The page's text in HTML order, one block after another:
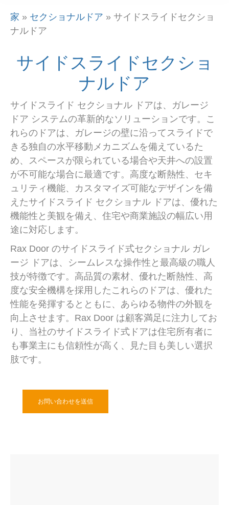
家 » セクショナルドア » サイドスライドセクショ
ナルドア
サイドスライドセクショ
ナルドア
サイドスライド セクショナル ドアは、ガレージ
ドア システムの革新的なソリューションです。こ
れらのドアは、ガレージの壁に沿ってスライドで
きる独自の水平移動メカニズムを備えているた
め、スペースが限られている場合や天井への設置
が不可能な場合に最適です。高度な断熱性、セキ
ュリティ機能、カスタマイズ可能なデザインを備
えたサイドスライド セクショナル ドアは、優れた
機能性と美観を備え、住宅や商業施設の幅広い用
途に対応します。
Rax Door のサイドスライド式セクショナル ガレ
ージ ドアは、シームレスな操作性と最高級の職人
技が特徴です。高品質の素材、優れた断熱性、高
度な安全機構を採用したこれらのドアは、優れた
性能を発揮するとともに、あらゆる物件の外観を
向上させます。Rax Door は顧客満足に注力してお
り、当社のサイドスライド式ドアは住宅所有者に
も事業主にも信頼性が高く、見た目も美しい選択
肢です。
お問い合わせを送信